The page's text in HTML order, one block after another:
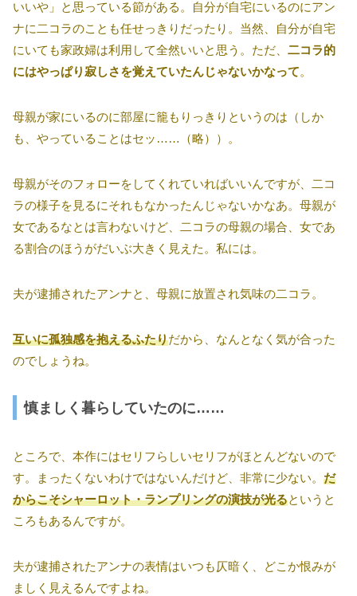
いいや」と思っている節がある。自分が自宅にいるのにアン
ナに二コラのことも任せっきりだったり。当然、自分が自宅
にいても家政婦は利用して全然いいと思う。ただ、 二コラ的
にはやっぱり寂しさを覚えていたんじゃないかなって。
母親が家にいるのに部屋に籠もりっきりというのは（しか
も、やっていることはセッ……（略））。
母親がそのフォローをしてくれていればいいんですが、二コ
ラの様子を見るにそれもなかったんじゃないかなあ。母親が
女であるなとは言わないけど、二コラの母親の場合、女であ
る割合のほうがだいぶ大きく見えた。私には。
夫が逮捕されたアンナと、母親に放置され気味の二コラ。
互いに孤独感を抱えるふたりだから、なんとなく気が合った
のでしょうね。
慎ましく暮らしていたのに……
ところで、本作にはセリフらしいセリフがほとんどないので
す。まったくないわけではないんだけど、非常に少ない。 だ
からこそシャーロット・ランプリングの演技が光るというと
ころもあるんですが。
夫が逮捕されたアンナの表情はいつも仄暗く、どこか恨みが
ましく見えるんですよね。